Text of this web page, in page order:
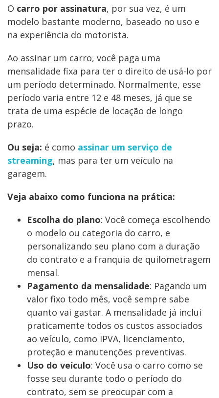
O carro por assinatura, por sua vez, é um
modelo bastante moderno, baseado no uso e
na experiência do motorista.
Ao assinar um carro, você paga uma
mensalidade fixa para ter o direito de usá-lo por
um período determinado. Normalmente, esse
período varia entre 12 e 48 meses, já que se
trata de uma espécie de locação de longo
prazo.
Ou seja: é como assinar um serviço de
streaming, mas para ter um veículo na
garagem.
Veja abaixo como funciona na prática:
Escolha do plano: Você começa escolhendo
o modelo ou categoria do carro, e
personalizando seu plano com a duração
do contrato e a franquia de quilometragem
mensal.
Pagamento da mensalidade: Pagando um
valor fixo todo mês, você sempre sabe
quanto vai gastar. A mensalidade já inclui
praticamente todos os custos associados
ao veículo, como IPVA, licenciamento,
proteção e manutenções preventivas.
Uso do veículo: Você usa o carro como se
fosse seu durante todo o período do
contrato, sem se preocupar com a